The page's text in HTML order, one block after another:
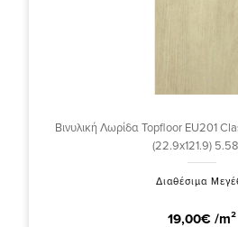
Βινυλική Λωρίδα Topfloor EU201
(22.9x121.9)
Διαθέσιμα
19,00€ /m²